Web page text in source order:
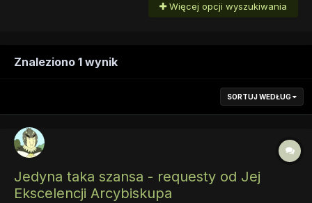
Więcej opcji wyszukiwania
Znaleziono 1 wynik
SORTUJ WEDŁUG
Jedyna taka szansa - requesty od Jej
Ekscelencji Arcybiskupa